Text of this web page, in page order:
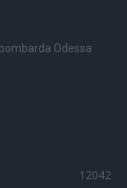
Odessa
12042